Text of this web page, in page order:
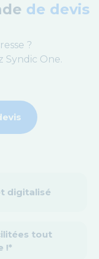
de devis
?
Syndic One.
digitalisé
tout
!*